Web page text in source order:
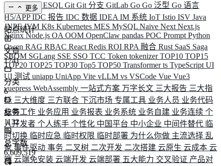
ELK ElysiaESQL Git Git 分支 GitLab Go Go 泛型 Go 语言
H5/APPIDC 报告 IDC 数据 IDEA IM 系统 IoT Istio ISV Java
JNPFJVM K8s Kubernetes MES MySQL Naive Next Next.js
NginxNode.js OA OOM OpenClaw pandas POC Prompt Python
Qwen RAG RBAC React Redis ROI RPA 融合 Rust SaaS Saga
SBOM SGLang SSE SSO TCC Token tokenizerTOP10 TOP15
TOP20 TOP25 TOP30 Top5 TOP50 Transformerts TypeScript UI
UI 测试 uniapp UniApp Vite vLLM vs VSCode Vue Vue3
vuepress WebAssembly 一站式方案 万字长文 三大报告 三大指
标 三大维度 三方联合 下沉市场 专属工具 业务人员 业务代码
业务工作 业务应用 业务报表 业务系统 业务自建 业务连续 个
人开发者 个人练手 个性化 中国平台 中小企业 中间件替代 临
时切换 临时应急 临时权限 临时部署 为什么你做 主流选择 乱
象 事件驱动 事务 二叉树 二次开发 二次搭建 云原生 云成本 云
端 云端免安装 云端开发 云端部署 五大能力 交叉验证 产品对
更多
站点统计
文章
1741
分类
6
标签
1132
总字数
6,609,519